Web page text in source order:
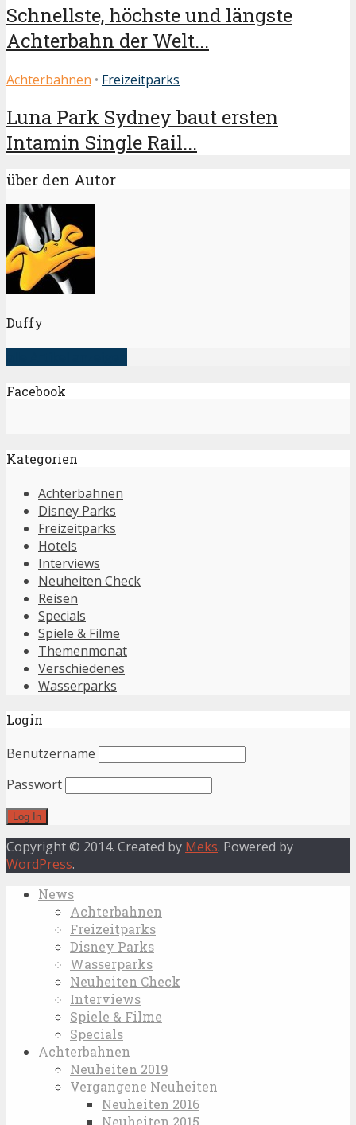
Schnellste, höchste und längste
Achterbahn der Welt...
Achterbahnen • Freizeitparks
Luna Park Sydney baut ersten
Intamin Single Rail...
über den Autor
Duffy
Facebook
Kategorien
Achterbahnen
Disney Parks
Freizeitparks
Hotels
Interviews
Neuheiten Check
Reisen
Specials
Spiele & Filme
Themenmonat
Verschiedenes
Wasserparks
Login
Benutzername
Passwort
Copyright © 2014. Created by Meks. Powered by
WordPress.
News
Achterbahnen
Freizeitparks
Disney Parks
Wasserparks
Neuheiten Check
Interviews
Spiele & Filme
Specials
Achterbahnen
Neuheiten 2019
Vergangene Neuheiten
Neuheiten 2016
Neuheiten 2015